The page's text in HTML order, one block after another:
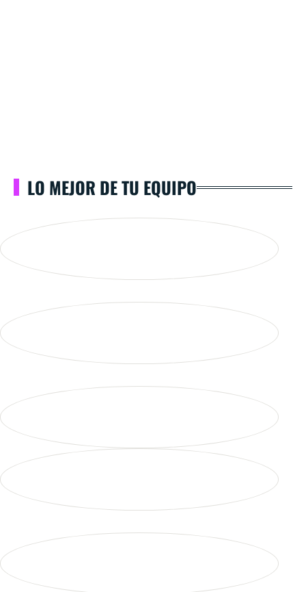
LO MEJOR DE TU EQUIPO